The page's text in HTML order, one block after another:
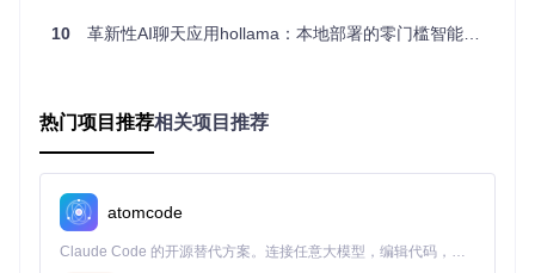
clone
# 复制示例配置文件
cp .env.example .
# 基础版无需修改配置，直接使用默认值
步骤3：启动核心服务
10 革新性AI聊天应用hollama：本地部署的零门槛智能对话解决方案
热门项目推荐相关项目推荐
atomcode
Claude Code 的开源替代方案。连接任意大模型，编辑代码，运行命令，自动验证 — 全自动执行。用 Rust 构建，极致性能。 ｜ An open-source alternative to Claude Code. Connect any LLM, edit code, run commands, and verify changes — autonomously. Built in Rust for speed. Get Started